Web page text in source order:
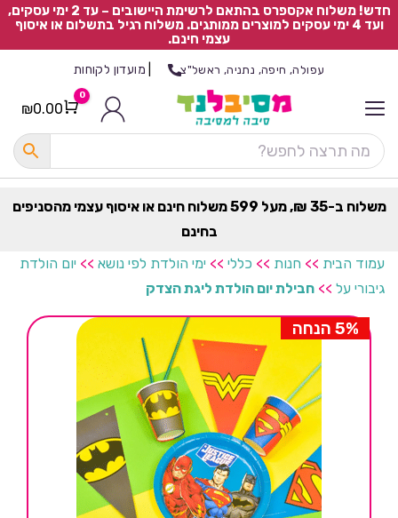
חדש! משלוח אקספרס בהתאם לרשימת היישובים – עד 2 ימי עסקים,
ועד 4 ימי עסקים למוצרים ממותגים. משלוח רגיל בתשלום או איסוף
עצמי חינם.
עפולה, חיפה, נתניה, ראשל"צ מועדון לקוחות
Cart
0
₪0.00
משלוח ב-35 ₪, מעל 599 משלוח חינם או איסוף עצמי מהסניפים
בחינם
עמוד הבית >> חנות >> כללי >> ימי הולדת לפי נושא >> יום הולדת
גיבורי על >> חבילת יום הולדת ליגת הצדק
5% הנחה